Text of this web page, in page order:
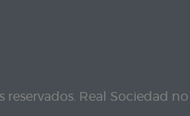
reservados. Real Sociedad